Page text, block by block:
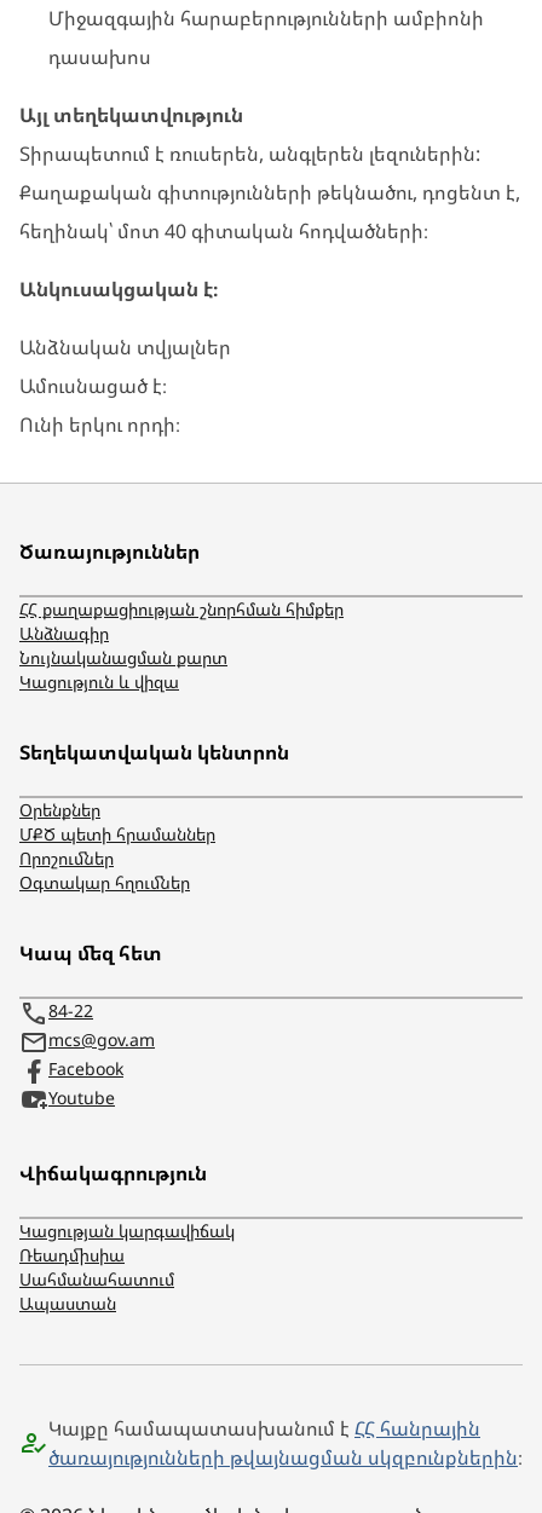
Միջազգային հարաբերությունների ամբիոնի
դասախոս
Այլ տեղեկատվություն
Տիրապետում է ռուսերեն, անգլերեն լեզուներին:
Քաղաքական գիտությունների թեկնածու, դոցենտ է,
հեղինակ՝ մոտ 40 գիտական հոդվածների։
Անկուսակցական է։
Անձնական տվյալներ
Ամուսնացած է։
Ունի երկու որդի։
Ծառայություններ
ՀՀ քաղաքացիության շնորհման հիմքեր
Անձնագիր
Նույնականացման քարտ
Կացություն և վիզա
Տեղեկատվական կենտրոն
Օրենքներ
ՄՔԾ պետի հրամաններ
Որոշումներ
Օգտակար հղումներ
Կապ մեզ հետ
84-22
mcs@gov.am
Facebook
Youtube
Վիճակագրություն
Կացության կարգավիճակ
Ռեադմիսիա
Սահմանահատում
Ապաստան
Կայքը համապատասխանում է ՀՀ հանրային
ծառայությունների թվայնացման սկզբունքներին։